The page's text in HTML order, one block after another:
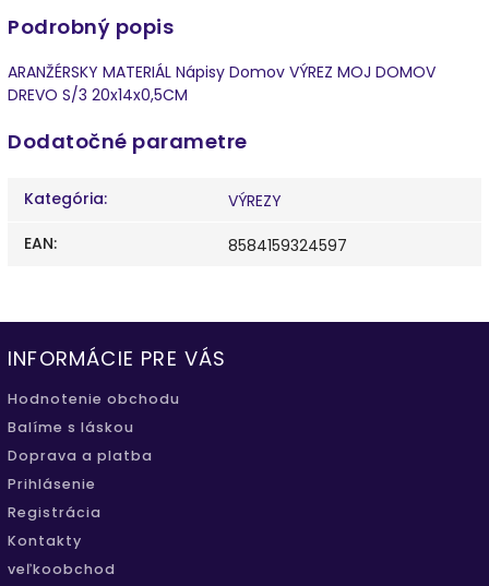
Podrobný popis
ARANŽÉRSKY MATERIÁL Nápisy Domov VÝREZ MOJ DOMOV
DREVO S/3 20x14x0,5CM
Dodatočné parametre
Kategória:
VÝREZY
EAN: 8584159324597
INFORMÁCIE PRE VÁS
Hodnotenie obchodu
Balíme s láskou
Doprava a platba
Prihlásenie
Registrácia
Kontakty
veľkoobchod